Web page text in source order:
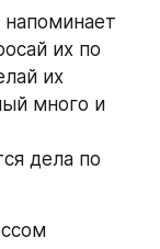
их по
их
много и
дела по